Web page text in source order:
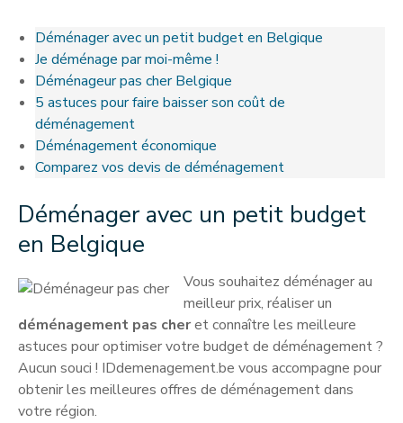
Déménager avec un petit budget en Belgique
Je déménage par moi-même !
Déménageur pas cher Belgique
5 astuces pour faire baisser son coût de
déménagement
Déménagement économique
Comparez vos devis de déménagement
Déménager avec un petit budget
en Belgique
Vous souhaitez déménager au
meilleur prix, réaliser un
déménagement pas cheret connaître les meilleure
astuces pour optimiser votre budget de déménagement ?
Aucun souci ! IDdemenagement.be vous accompagne pour
obtenir les meilleures offres de déménagement dans
votre région.